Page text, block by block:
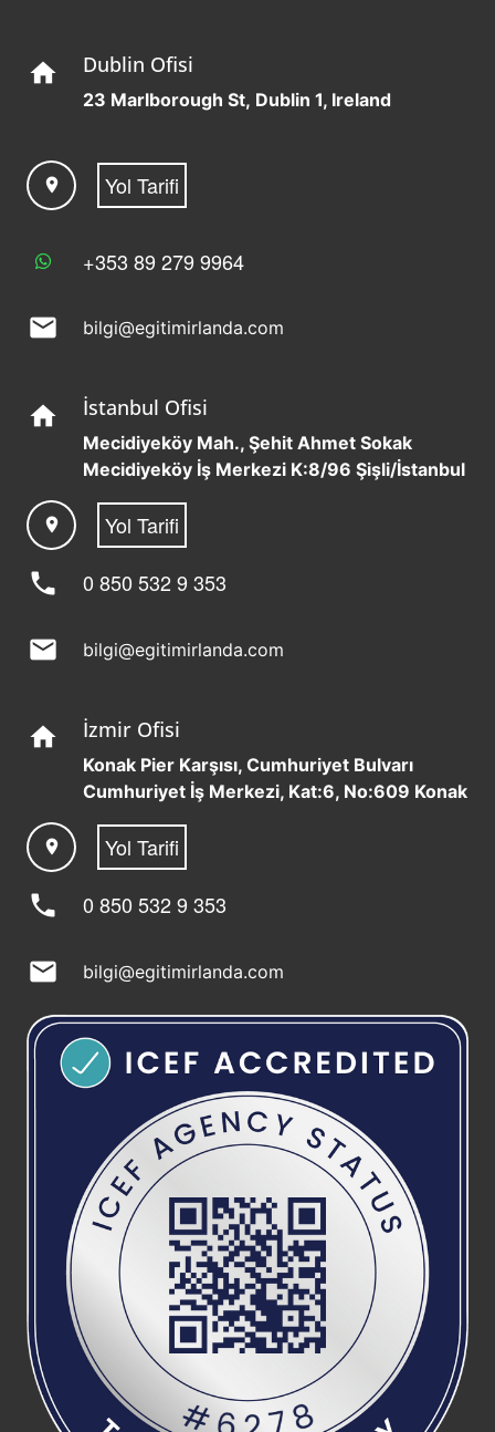
home Dublin Ofisi
23 Marlborough St, Dublin 1, Ireland
location_on Yol Tarifi
+353 89 279 9964
mail bilgi@egitimirlanda.com
home İstanbul Ofisi
Mecidiyeköy Mah., Şehit Ahmet Sokak
Mecidiyeköy İş Merkezi K:8/96 Şişli/İstanbul
location_on Yol Tarifi
phone 0 850 532 9 353
mail bilgi@egitimirlanda.com
home İzmir Ofisi
Konak Pier Karşısı, Cumhuriyet Bulvarı
Cumhuriyet İş Merkezi, Kat:6, No:609 Konak
location_on Yol Tarifi
phone 0 850 532 9 353
mail bilgi@egitimirlanda.com